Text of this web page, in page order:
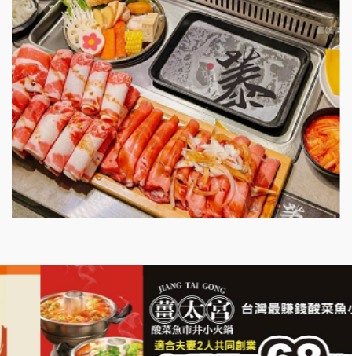
鮮茶道加盟說明會
微風亭鐵板燒加盟說明會
漫步藍咖啡加盟說明會
明石章魚燒加盟說明會
出櫃加盟說明會
千香漢堡加盟說明會
拉亞漢堡加盟說明會
杜芳子古味茶鋪加盟說明會